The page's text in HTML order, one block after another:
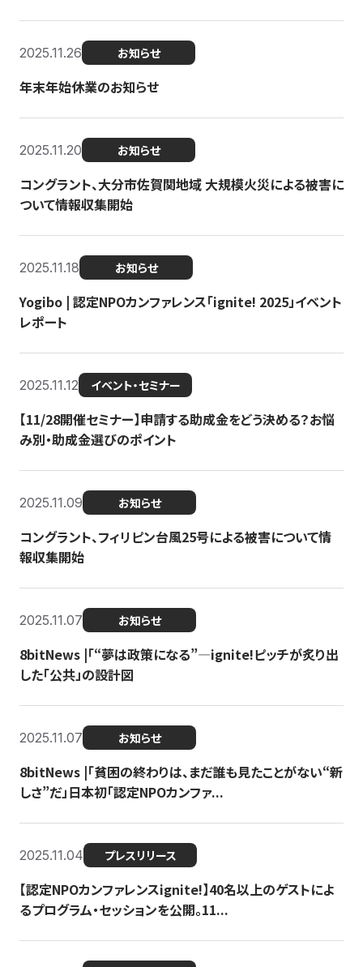
2025.11.26 お知らせ
年末年始休業のお知らせ
2025.11.20 お知らせ
コングラント、大分市佐賀関地域 大規模火災による被害に
ついて情報収集開始
2025.11.18 お知らせ
Yogibo | 認定NPOカンファレンス「ignite! 2025」イベント
レポート
2025.11.12 イベント・セミナー
【11/28開催セミナー】申請する助成金をどう決める？お悩
み別・助成金選びのポイント
2025.11.09 お知らせ
コングラント、フィリピン台風25号による被害について情
報収集開始
2025.11.07 お知らせ
8bitNews |「“夢は政策になる”—ignite!ピッチが炙り出
した「公共」の設計図
2025.11.07 お知らせ
8bitNews |「貧困の終わりは、まだ誰も見たことがない“新
しさ”だ」日本初「認定NPOカンファ...
2025.11.04 プレスリリース
【認定NPOカンファレンスignite!】40名以上のゲストによ
るプログラム・セッションを公開。11...